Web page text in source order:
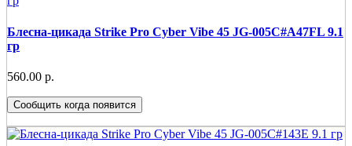
Блесна-цикада Strike Pro Cyber Vibe 45 JG-005C#A47FL 9.1
гр
560.00 р.
Сообщить когда появится